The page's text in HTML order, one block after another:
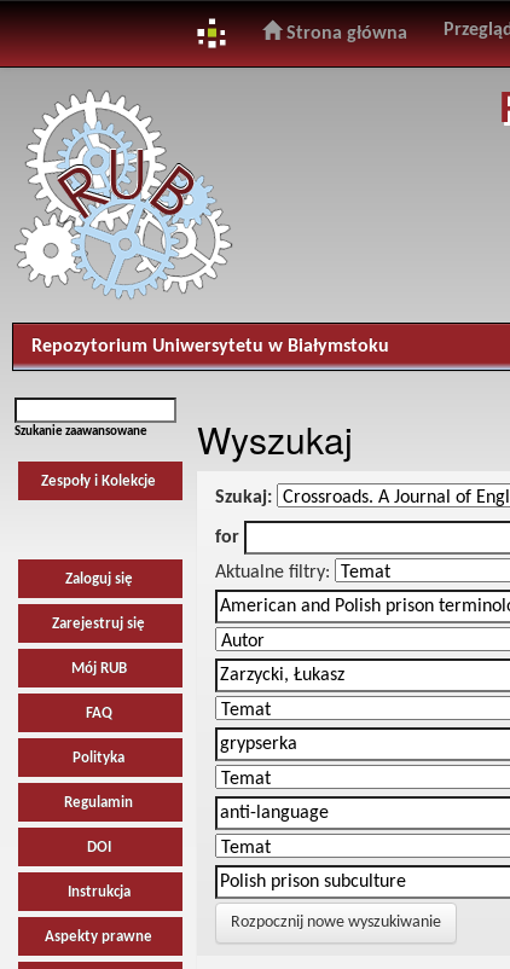
navigation
Strona główna
Repozytorium Uniwersytetu w Białymstoku
Szukanie zaawansowane
Zespoły i Kolekcje
Zaloguj się
Zarejestruj się
Mój RUB
FAQ
Polityka
Regulamin
DOI
Instrukcja
Aspekty prawne
Wyszukaj
Szukaj:
for
Aktualne filtry:
Rozpocznij nowe wyszukiwanie